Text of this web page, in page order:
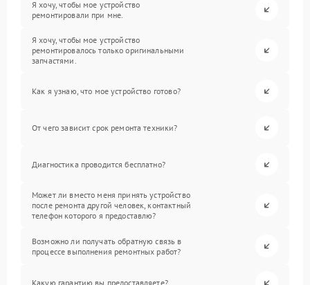
Я хочу, чтобы мое устройство
ремонтировали при мне.
Я хочу, чтобы мое устройство
ремонтировалось только оригинальными
запчастями.
Как я узнаю, что мое устройство готово?
От чего зависит срок ремонта техники?
Диагностика проводится бесплатно?
Может ли вместо меня принять устройство
после ремонта другой человек, контактный
телефон которого я предоставлю?
Возможно ли получать обратную связь в
процессе выполнения ремонтных работ?
Какую гарантию вы предоставляете?